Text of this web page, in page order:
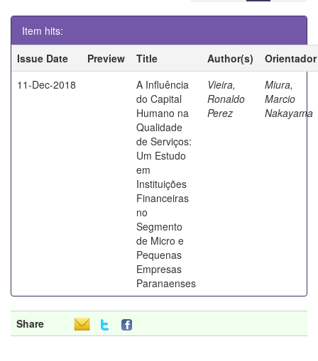
Item hits:
Issue Date
Preview Title Author(s)
Orientador
11-Dec-2018
A Influência
do Capital
Humano na
Qualidade
de Serviços:
Um Estudo
em
Instituições
Financeiras
no
Segmento
de Micro e
Pequenas
Empresas
Paranaenses
Vieira,
Ronaldo
Perez
Miura,
Marcio
Nakayama
Share